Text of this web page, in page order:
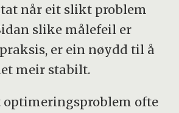
når eit slikt problem
slike målefeil er
er ein nøydd til å
meir stabilt.
ofte